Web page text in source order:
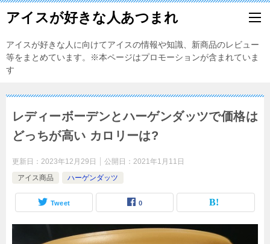
アイスが好きな人あつまれ
アイスが好きな人に向けてアイスの情報や知識、新商品のレビュー
等をまとめています。※本ページはプロモーションが含まれていま
す
レディーボーデンとハーゲンダッツで価格は
どっちが高い カロリーは?
更新日： 2023年12月29日 公開日： 2021年1月11日
アイス商品
ハーゲンダッツ
Tweet 0